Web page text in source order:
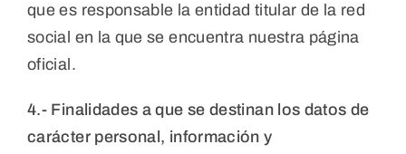
que es responsable la entidad titular de la red
social en la que se encuentra nuestra página
oficial.
4.- Finalidades a que se destinan los datos de
carácter personal, información y